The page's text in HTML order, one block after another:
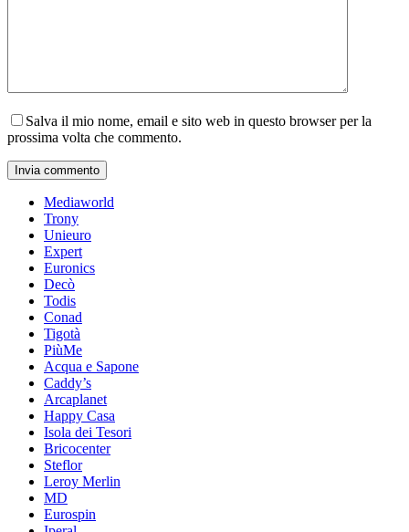
Salva il mio nome, email e sito web in questo browser per la
prossima volta che commento.
Invia commento
Mediaworld
Trony
Unieuro
Expert
Euronics
Decò
Todis
Conad
Tigotà
PiùMe
Acqua e Sapone
Caddy’s
Arcaplanet
Happy Casa
Isola dei Tesori
Bricocenter
Steflor
Leroy Merlin
MD
Eurospin